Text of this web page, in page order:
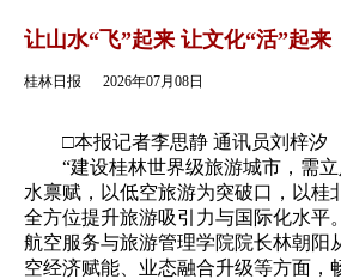
返回 2026年07月08
让山水“飞”起来 让文化“活”起来
桂林日报 2026年07月08日
□本报记者李思静 通讯员刘梓汐
“建设桂林世界级旅游城市，需立
水禀赋，以低空旅游为突破口，以桂
全方位提升旅游吸引力与国际化水平
航空服务与旅游管理学院院长林朝阳
空经济赋能、业态融合升级等方面，